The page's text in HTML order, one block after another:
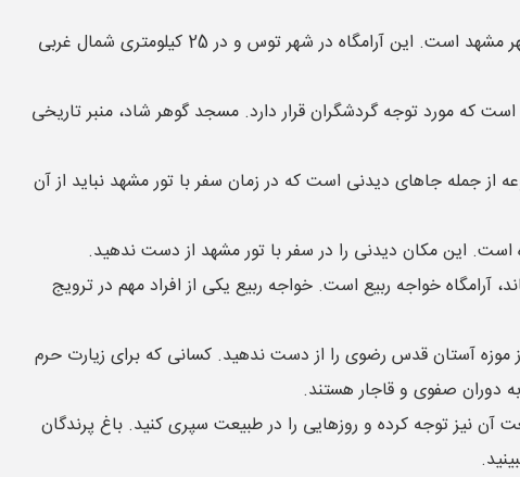
آرامگاه فردوسی که محل خاکسپاری حکیم ابولقاسم فردوسی محسوب می‌شود، یکی از مهمترین جاذبه های دیدنی شهر مشهد است. این آرامگاه در شهر توس و در 25 کیلومتری شمال غربی
که مورد توجه گردشگران قرار دارد. مسجد گوهر شاد، منبر تاریخی
جمله جاهای دیدنی است که در زمان سفر با تور مشهد نباید از آن
این مکان دیدنی را در سفر با تور مشهد از دست ندهید.
آرامگاه خواجه ربیع است. خواجه ربیع یکی از افراد مهم در ترویج
موزه آستان قدس رضوی را از دست ندهید. کسانی که برای زیارت حرم
دوران صفوی و قاجار هستند.
آن نیز توجه کرده و روزهایی را در طبیعت سپری کنید. باغ پرندگان